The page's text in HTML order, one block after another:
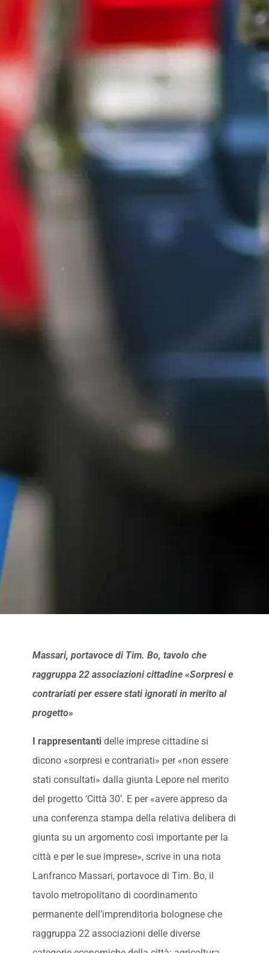
Massari, portavoce di Tim. Bo, tavolo che
raggruppa 22 associazioni cittadine «Sorpresi e
contrariati per essere stati ignorati in merito al
progetto»
I rappresentanti delle imprese cittadine si
dicono «sorpresi e contrariati» per «non essere
stati consultati» dalla giunta Lepore nel merito
del progetto ‘Città 30’. E per «avere appreso da
una conferenza stampa della relativa delibera di
giunta su un argomento così importante per la
città e per le sue imprese», scrive in una nota
Lanfranco Massari, portavoce di Tim. Bo, il
tavolo metropolitano di coordinamento
permanente dell’imprenditoria bolognese che
raggruppa 22 associazioni delle diverse